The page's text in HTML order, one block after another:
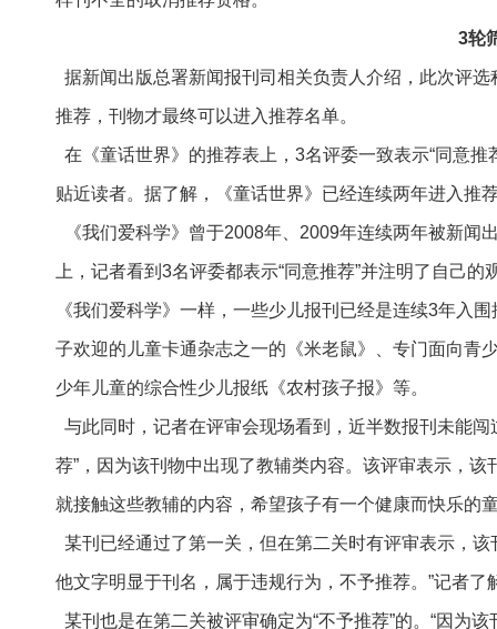
3轮
据新闻出版总署新闻报刊司相关负责人介绍，此次评
推荐，刊物才最终可以进入推荐名单。
在《童话世界》的推荐表上，3名评委一致表示“同意
贴近读者。据了解，《童话世界》已经连续两年进入推
《我们爱科学》曾于2008年、2009年连续两年被新闻
上，记者看到3名评委都表示“同意推荐”并注明了自己
《我们爱科学》一样，一些少儿报刊已经是连续3年入
子欢迎的儿童卡通杂志之一的《米老鼠》、专门面向青
少年儿童的综合性少儿报纸《农村孩子报》等。
与此同时，记者在评审会现场看到，近半数报刊未能
荐”，因为该刊物中出现了教辅类内容。该评审表示，
就接触这些教辅的内容，希望孩子有一个健康而快乐的
某刊已经通过了第一关，但在第二关时有评审表示，
他文字明显于刊名，属于违规行为，不予推荐。”记者
某刊也是在第二关被评审确定为“不予推荐”的。“因为